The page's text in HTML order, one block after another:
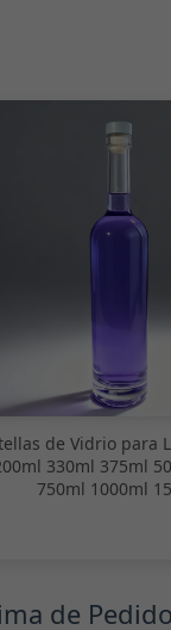
de Vidrio para
330ml 375ml
750ml 1000ml
de Pedido